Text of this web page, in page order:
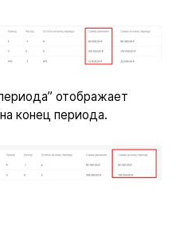
отображает
конец периода.